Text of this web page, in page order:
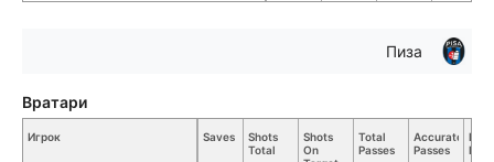
Пиза
Игрок Saves
Shots
Total
Shots
On
Total
Passes
Accurate
Passes
Key
Вратари